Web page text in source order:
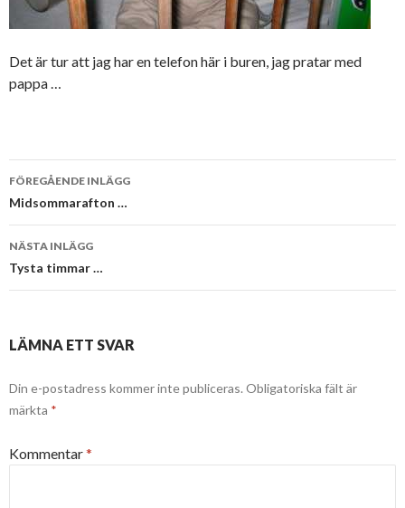
Det är tur att jag har en telefon här i buren, jag pratar med
pappa …
Inläggsnavigering
FÖREGÅENDE INLÄGG
Midsommarafton …
NÄSTA INLÄGG
Tysta timmar …
LÄMNA ETT SVAR
Din e-postadress kommer inte publiceras. Obligatoriska fält är
märkta *
Kommentar*